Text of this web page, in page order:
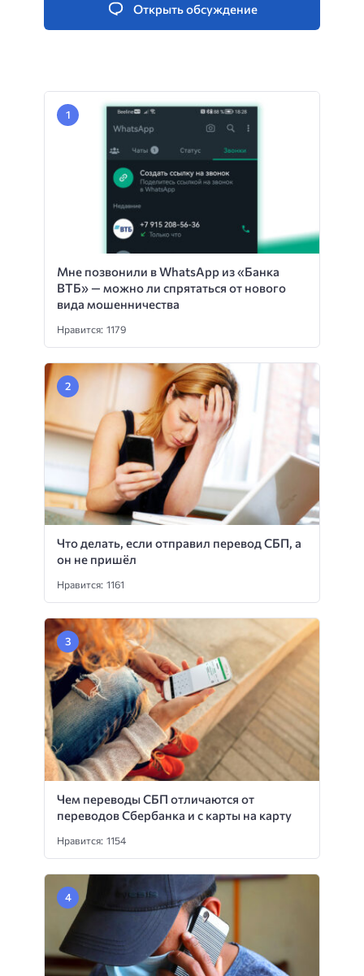
Открыть обсуждение
Мне позвонили в WhatsApp из «Банка
ВТБ» — можно ли спрятаться от нового
вида мошенничества
Нравится: 1179
Что делать, если отправил перевод СБП, а
он не пришёл
Нравится: 1161
Чем переводы СБП отличаются от
переводов Сбербанка и с карты на карту
Нравится: 1154